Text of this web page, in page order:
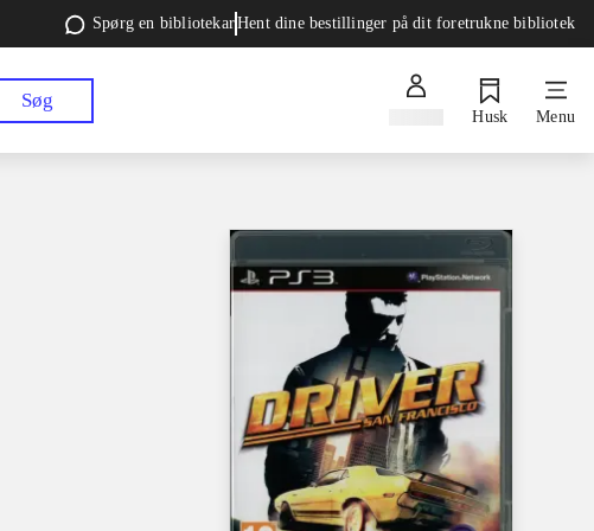
Spørg en bibliotekarHent dine bestillinger på dit foretrukne bibliotek
Søg
Husk Menu